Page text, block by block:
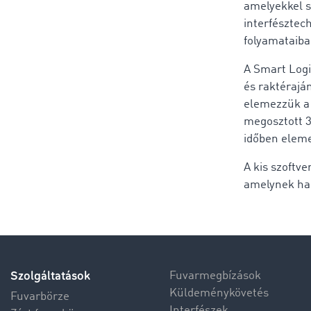
amelyekkel
A Smart
és
elemezzük
megosztott
időben
A kis
amelynek
Szolgáltatások
Fuvarbörze
Fuvarmegbízások
Küldeménykövetés